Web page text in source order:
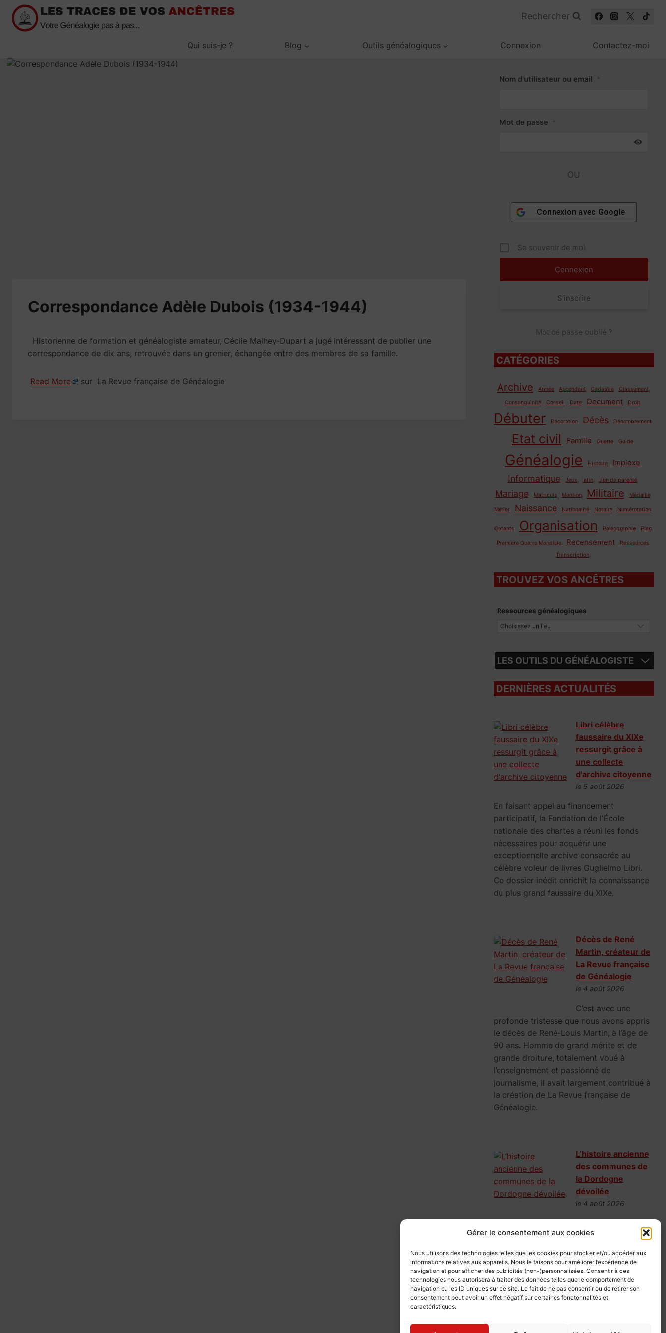
Gérer le consentement aux cookies
Nous utilisons des technologies telles que les cookies pour stocker et/ou accéder aux
informations relatives aux appareils. Nous le faisons pour améliorer l’expérience de
navigation et pour afficher des publicités (non-)personnalisées. Consentir à ces
technologies nous autorisera à traiter des données telles que le comportement de
navigation ou les ID uniques sur ce site. Le fait de ne pas consentir ou de retirer son
consentement peut avoir un effet négatif sur certaines fonctonnalités et
caractéristiques.
Passer
contenu
Rechercher
Qui suis-je ? Blog Outils généalogiques Connexion Contactez-moi
Correspondance Adèle Dubois (1934-1944)
Historienne de formation et généalogiste amateur, Cécile Malhey-Dupart a jugé intéressant de publier une
correspondance de dix ans, retrouvée dans un grenier, échangée entre des membres de sa famille.
Read More sur La Revue française de Généalogie
Nom d'utilisateur ou email
Mot de passe
OU
Connexion avec Google
Se souvenir de moi
S’inscrire
Mot de passe oublié ?
CATÉGORIES
Archive Armée Ascendant Cadastre Classement
Consanguinité Conseil Date Document Droit
Débuter Décoration Décès Dénombrement
Etat civil Famille Guerre Guide
Généalogie Histoire Implexe
Informatique Jeux latin Lien de parenté
Mariage Matricule Mention Militaire Médaille
Métier Naissance Nationalité Notaire Numérotation
Optants Organisation Paléographie Plan
Première Guerre Mondiale Recensement
Ressources
Transcription
TROUVEZ VOS ANCÊTRES
Ressources généalogiques
LES OUTILS DU GÉNÉALOGISTE
DERNIÈRES ACTUALITÉS
Libri célèbre
faussaire du XIXe
ressurgit grâce à
une collecte
d'archive citoyenne
le 5 août 2026
En faisant appel au financement
participatif, la Fondation de l'École
nationale des chartes a réuni les fonds
nécessaires pour acquérir une
exceptionnelle archive consacrée au
célèbre voleur de livres Guglielmo Libri.
Ce dossier inédit enrichit la connaissance
du plus grand faussaire du XIXe.
Décès de René
Martin, créateur de
La Revue française
de Généalogie
le 4 août 2026
C’est avec une
profonde tristesse que nous avons appris
le décès de René-Louis Martin, à l’âge de
90 ans. Homme de grand mérite et de
grande droiture, totalement voué à
l’enseignement et passionné de
journalisme, il avait largement contribué à
la création de La Revue française de
Généalogie.
L’histoire ancienne
des communes de
la Dordogne
dévoilée
le 4 août 2026
Dordogne viennent de numériser
l’intégralité de leur sous-série 4E. Rôles de
taille, listes de corvéables et délibérations
d’Ancien Régime sont désormais
accessibles en ligne. Une mine d’or
nominative pour retrouver le quotidien de